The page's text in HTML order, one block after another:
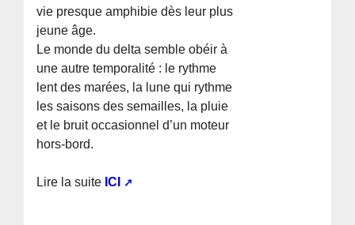
vie presque amphibie dès leur plus
jeune âge.
Le monde du delta semble obéir à
une autre temporalité : le rythme
lent des marées, la lune qui rythme
les saisons des semailles, la pluie
et le bruit occasionnel d’un moteur
hors-bord.
Lire la suite ICI